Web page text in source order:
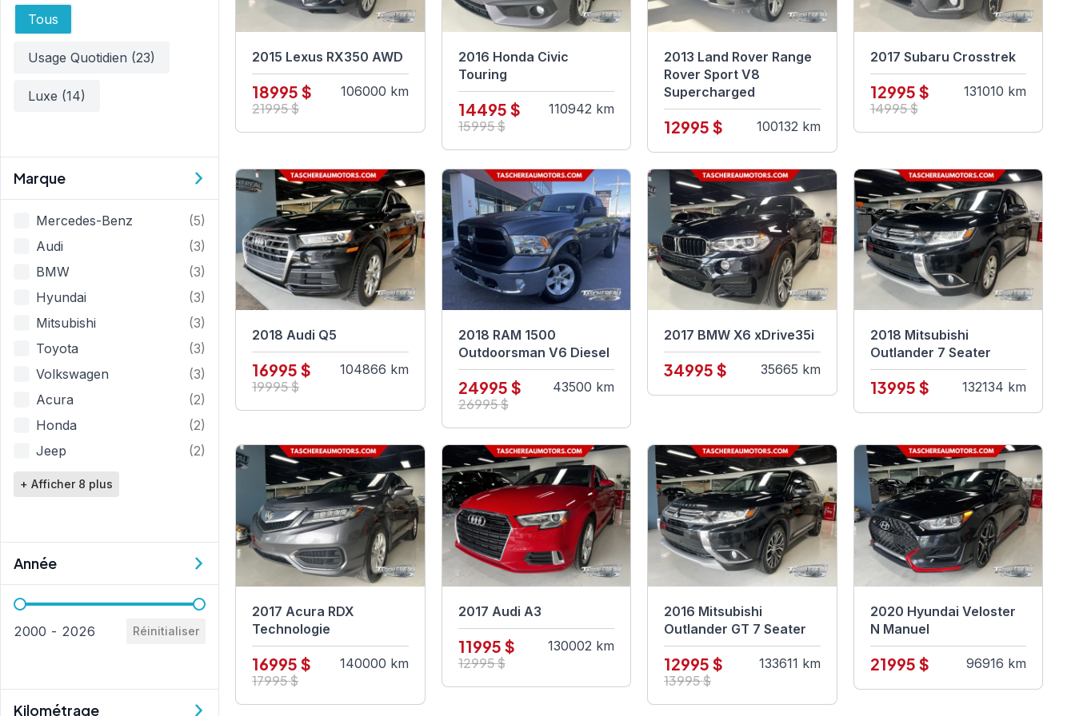
Usage
Tous
Usage Quotidien (23)
Luxe (14)
Marque
Marque
Mercedes-Benz
(5)
Audi
(3)
BMW
(3)
Hyundai
(3)
Mitsubishi
(3)
Toyota
(3)
Volkswagen
(3)
Acura
(2)
Honda
(2)
Jeep
(2)
+ Afficher 8 plus
Année
Année
2000 - 2026 Réinitialiser
Kilométrage
2015 Lexus RX350 AWD
18995 $
21995 $
106000 km
2016 Honda Civic
Touring
14495 $
15995 $
110942 km
2013 Land Rover Range
Rover Sport V8
Supercharged
12995 $ 100132 km
2017 Subaru Crosstrek
12995 $
14995 $
131010 km
2018 Audi Q5
16995 $
19995 $
104866 km
2018 RAM 1500
Outdoorsman V6 Diesel
24995 $
26995 $
43500 km
2017 BMW X6 xDrive35i
34995 $ 35665 km
2018 Mitsubishi
Outlander 7 Seater
13995 $ 132134 km
2017 Acura RDX
Technologie
16995 $
17995 $
140000 km
2017 Audi A3
11995 $
12995 $
130002 km
2016 Mitsubishi
Outlander GT 7 Seater
12995 $
13995 $
133611 km
2020 Hyundai Veloster
N Manuel
21995 $ 96916 km